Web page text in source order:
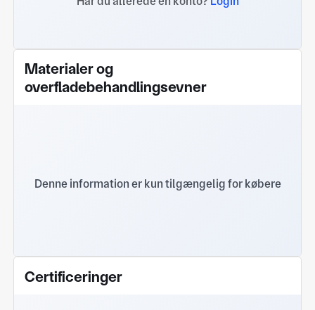
Materialer og
overfladebehandlingsevner
Denne information er kun tilgængelig for købere
Certificeringer